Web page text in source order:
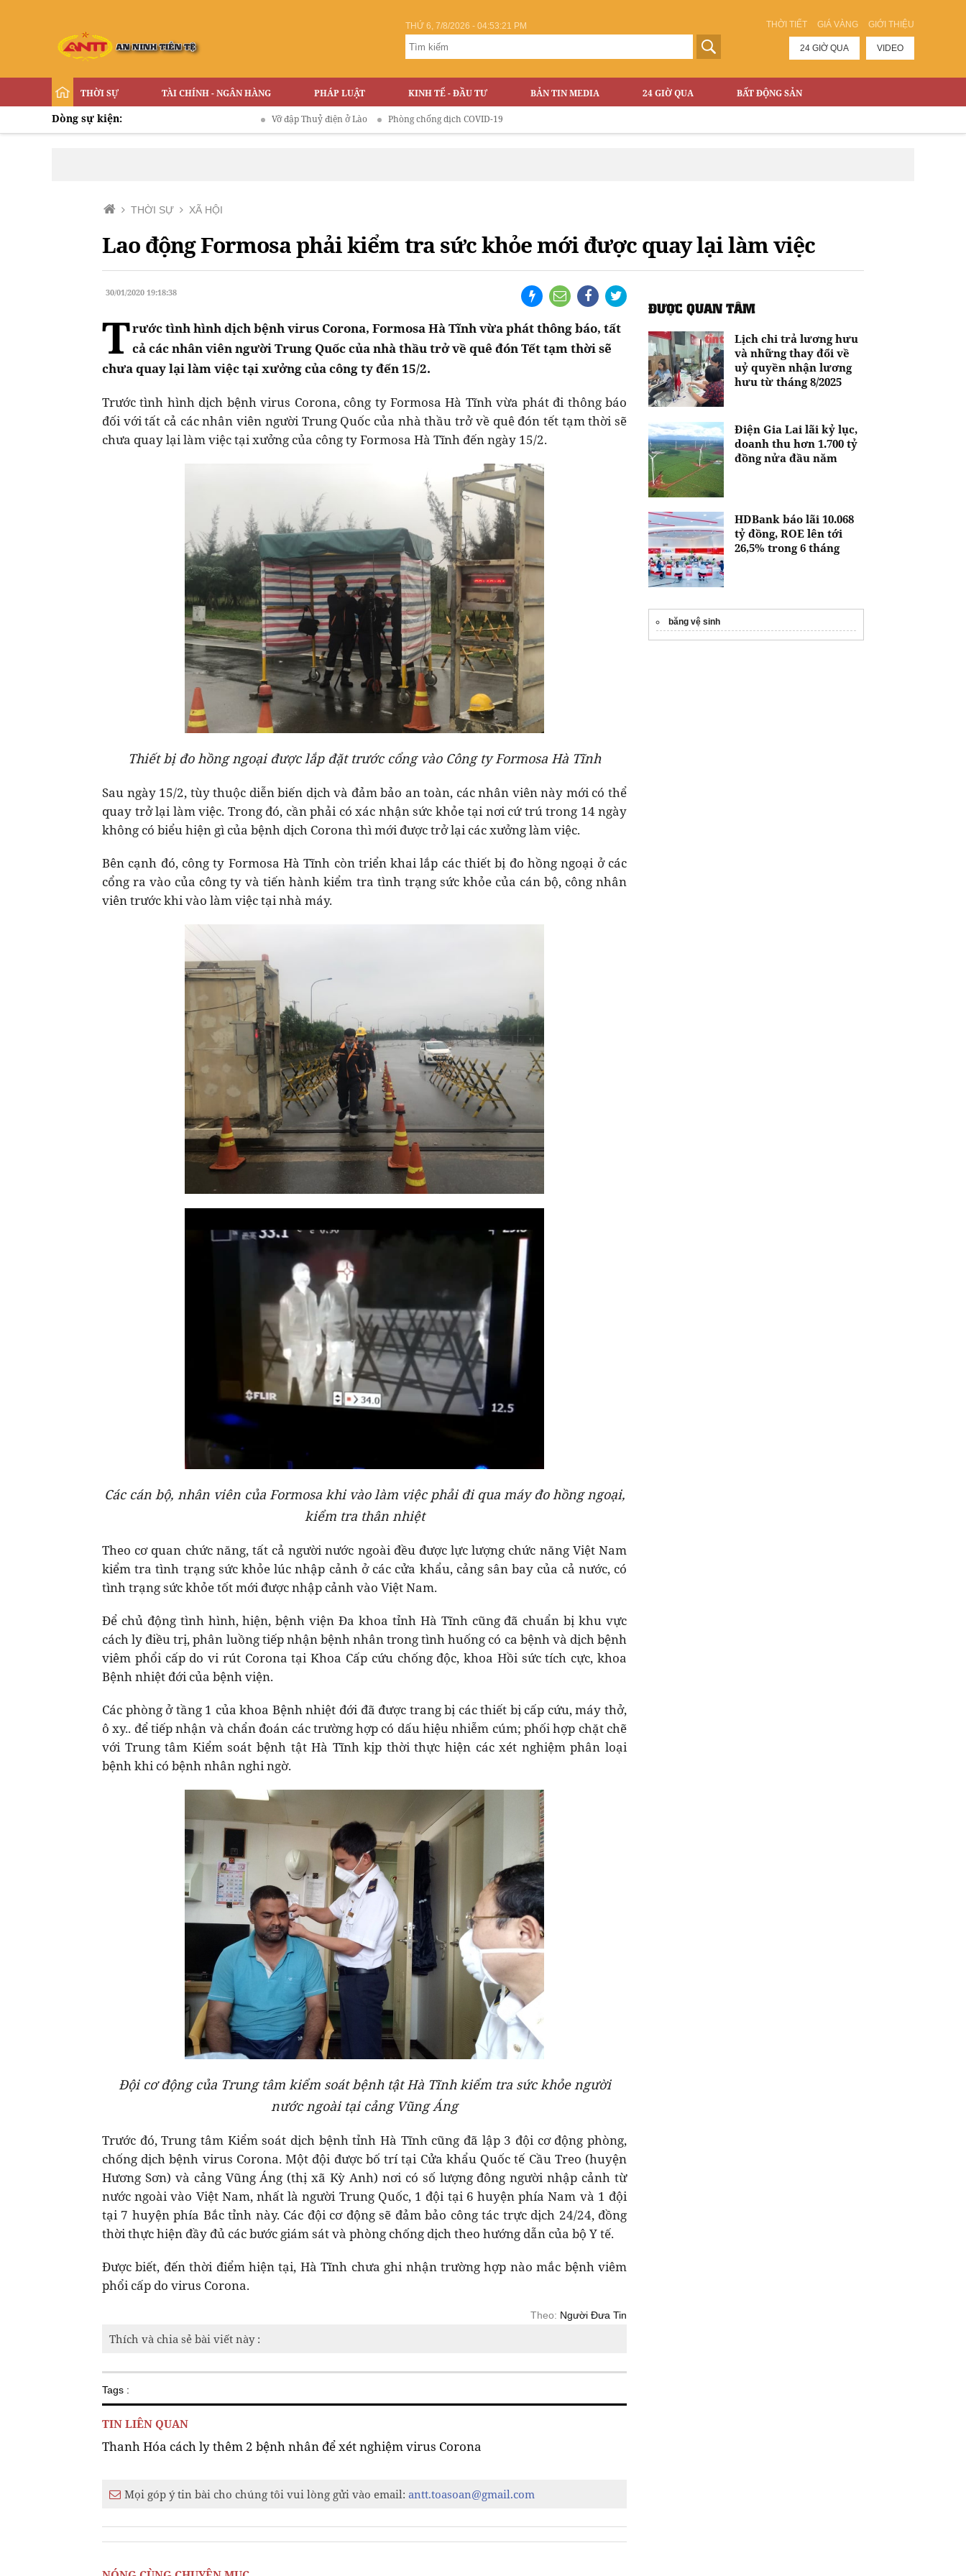
THỜI TIẾT GIÁ VÀNG GIỚI THIỆU
THỨ 6, 7/8/2026 - 04:53:22 PM
24 GIỜ QUA VIDEO
THỜI SỰ TÀI CHÍNH - NGÂN HÀNG PHÁP LUẬT KINH TẾ - ĐẦU TƯ BẢN TIN MEDIA 24 GIỜ QUA BẤT ĐỘNG SẢN
Dòng sự kiện: Vỡ đập Thuỷ điện ở Lào Phòng chống dịch COVID-19
THỜI SỰ XÃ HỘI
Lao động Formosa phải kiểm tra sức khỏe mới được quay lại làm việc
30/01/2020 19:18:38
Trước tình hình dịch bệnh virus Corona, Formosa Hà Tĩnh vừa phát thông báo, tất
cả các nhân viên người Trung Quốc của nhà thầu trở về quê đón Tết tạm thời sẽ
chưa quay lại làm việc tại xưởng của công ty đến 15/2.
Trước tình hình dịch bệnh virus Corona, công ty Formosa Hà Tĩnh vừa phát đi thông báo
đối với tất cả các nhân viên người Trung Quốc của nhà thầu trở về quê đón tết tạm thời sẽ
chưa quay lại làm việc tại xưởng của công ty Formosa Hà Tĩnh đến ngày 15/2.
Thiết bị đo hồng ngoại được lắp đặt trước cổng vào Công ty Formosa Hà Tĩnh
Sau ngày 15/2, tùy thuộc diễn biến dịch và đảm bảo an toàn, các nhân viên này mới có thể
quay trở lại làm việc. Trong đó, cần phải có xác nhận sức khỏe tại nơi cứ trú trong 14 ngày
không có biểu hiện gì của bệnh dịch Corona thì mới được trở lại các xưởng làm việc.
Bên cạnh đó, công ty Formosa Hà Tĩnh còn triển khai lắp các thiết bị đo hồng ngoại ở các
cổng ra vào của công ty và tiến hành kiểm tra tình trạng sức khỏe của cán bộ, công nhân
viên trước khi vào làm việc tại nhà máy.
Các cán bộ, nhân viên của Formosa khi vào làm việc phải đi qua máy đo hồng ngoại,
kiểm tra thân nhiệt
Theo cơ quan chức năng, tất cả người nước ngoài đều được lực lượng chức năng Việt Nam
kiểm tra tình trạng sức khỏe lúc nhập cảnh ở các cửa khẩu, cảng sân bay của cả nước, có
tình trạng sức khỏe tốt mới được nhập cảnh vào Việt Nam.
Để chủ động tình hình, hiện, bệnh viện Đa khoa tỉnh Hà Tĩnh cũng đã chuẩn bị khu vực
cách ly điều trị, phân luồng tiếp nhận bệnh nhân trong tình huống có ca bệnh và dịch bệnh
viêm phổi cấp do vi rút Corona tại Khoa Cấp cứu chống độc, khoa Hồi sức tích cực, khoa
Bệnh nhiệt đới của bệnh viện.
Các phòng ở tầng 1 của khoa Bệnh nhiệt đới đã được trang bị các thiết bị cấp cứu, máy thở,
ô xy.. để tiếp nhận và chẩn đoán các trường hợp có dấu hiệu nhiễm cúm; phối hợp chặt chẽ
với Trung tâm Kiểm soát bệnh tật Hà Tĩnh kịp thời thực hiện các xét nghiệm phân loại
bệnh khi có bệnh nhân nghi ngờ.
Đội cơ động của Trung tâm kiểm soát bệnh tật Hà Tĩnh kiểm tra sức khỏe người
nước ngoài tại cảng Vũng Áng
Trước đó, Trung tâm Kiểm soát dịch bệnh tỉnh Hà Tĩnh cũng đã lập 3 đội cơ động phòng,
chống dịch bệnh virus Corona. Một đội được bố trí tại Cửa khẩu Quốc tế Cầu Treo (huyện
Hương Sơn) và cảng Vũng Áng (thị xã Kỳ Anh) nơi có số lượng đông người nhập cảnh từ
nước ngoài vào Việt Nam, nhất là người Trung Quốc, 1 đội tại 6 huyện phía Nam và 1 đội
tại 7 huyện phía Bắc tỉnh này. Các đội cơ động sẽ đảm bảo công tác trực dịch 24/24, đồng
thời thực hiện đầy đủ các bước giám sát và phòng chống dịch theo hướng dẫn của bộ Y tế.
Được biết, đến thời điểm hiện tại, Hà Tĩnh chưa ghi nhận trường hợp nào mắc bệnh viêm
phổi cấp do virus Corona.
Theo: Người Đưa Tin
Thích và chia sẻ bài viết này :
Tags :
TIN LIÊN QUAN
Thanh Hóa cách ly thêm 2 bệnh nhân để xét nghiệm virus Corona
Mọi góp ý tin bài cho chúng tôi vui lòng gửi vào email: antt.toasoan@gmail.com
ĐƯỢC QUAN TÂM
Lịch chi trả lương hưu
và những thay đổi về
uỷ quyền nhận lương
hưu từ tháng 8/2025
Điện Gia Lai lãi kỷ lục,
doanh thu hơn 1.700 tỷ
đồng nửa đầu năm
HDBank báo lãi 10.068
tỷ đồng, ROE lên tới
26,5% trong 6 tháng
băng vệ sinh